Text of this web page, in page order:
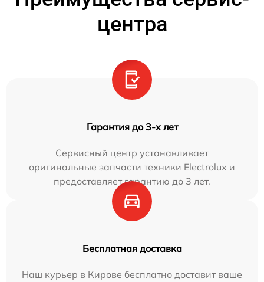
центра
Гарантия до 3-х лет
Сервисный центр устанавливает
оригинальные запчасти техники Electrolux и
предоставляет гарантию до 3 лет.
Бесплатная доставка
Наш курьер в Кирове бесплатно доставит ваше